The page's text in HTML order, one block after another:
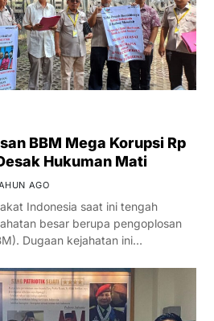
BBM Mega Korupsi Rp
Hukuman Mati
AGO
Indonesia saat ini tengah
besar berupa pengoplosan
Dugaan kejahatan ini…